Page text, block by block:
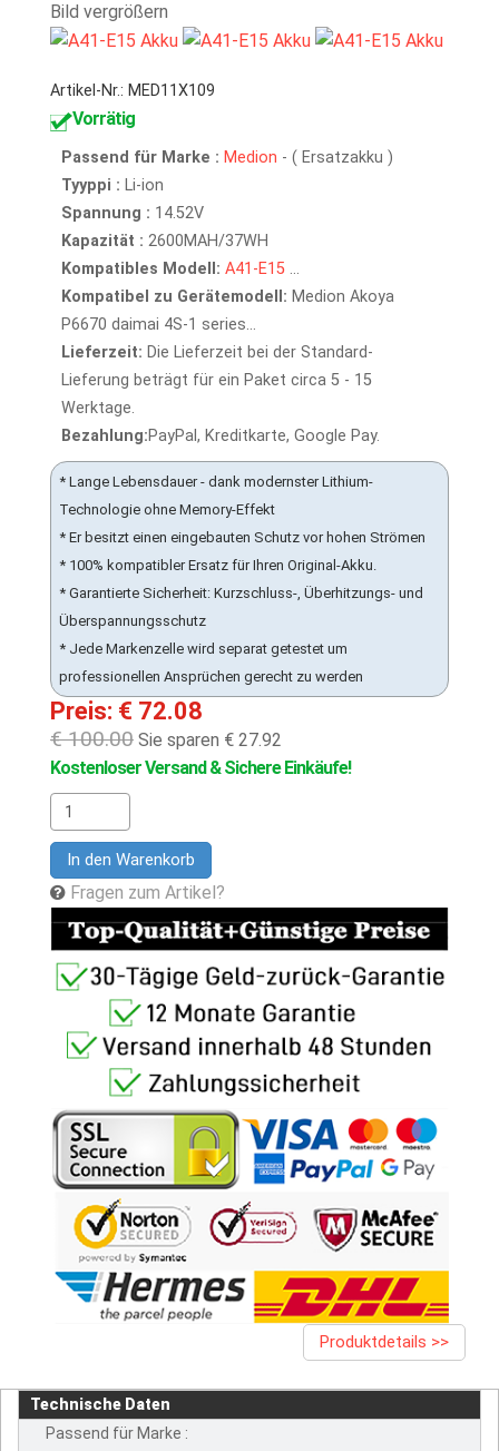
Bild vergrößern
Artikel-Nr.: MED11X109
Vorrätig
Passend für Marke : Medion - ( Ersatzakku )
Tyyppi : Li-ion
Spannung : 14.52V
Kapazität : 2600MAH/37WH
Kompatibles Modell: A41-E15 ...
Kompatibel zu Gerätemodell: Medion Akoya
P6670 daimai 4S-1 series...
Lieferzeit: Die Lieferzeit bei der Standard-
Lieferung beträgt für ein Paket circa 5 - 15
Werktage.
Bezahlung:PayPal, Kreditkarte, Google Pay.
* Lange Lebensdauer - dank modernster Lithium-
Technologie ohne Memory-Effekt
* Er besitzt einen eingebauten Schutz vor hohen Strömen
* 100% kompatibler Ersatz für Ihren Original-Akku.
* Garantierte Sicherheit: Kurzschluss-, Überhitzungs- und
Überspannungsschutz
* Jede Markenzelle wird separat getestet um
professionellen Ansprüchen gerecht zu werden
Preis: € 72.08
€ 100.00 Sie sparen € 27.92
Kostenloser Versand & Sichere Einkäufe!
In den Warenkorb
Fragen zum Artikel?
Produktdetails >>
Technische Daten
Passend für Marke :